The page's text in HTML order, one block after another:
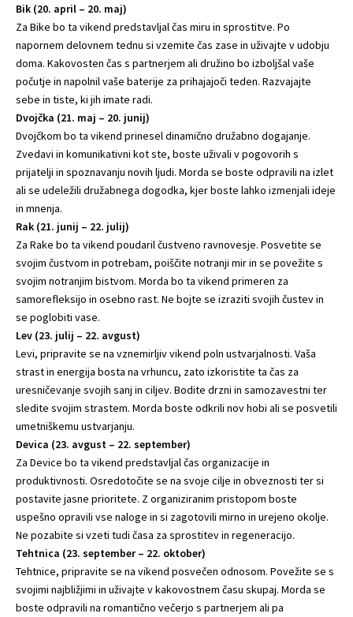
Bik (20. april – 20. maj)
Za Bike bo ta vikend predstavljal čas miru in sprostitve. Po
napornem delovnem tednu si vzemite čas zase in uživajte v udobju
doma. Kakovosten čas s partnerjem ali družino bo izboljšal vaše
počutje in napolnil vaše baterije za prihajajoči teden. Razvajajte
sebe in tiste, ki jih imate radi.
Dvojčka (21. maj – 20. junij)
Dvojčkom bo ta vikend prinesel dinamično družabno dogajanje.
Zvedavi in komunikativni kot ste, boste uživali v pogovorih s
prijatelji in spoznavanju novih ljudi. Morda se boste odpravili na izlet
ali se udeležili družabnega dogodka, kjer boste lahko izmenjali ideje
in mnenja.
Rak (21. junij – 22. julij)
Za Rake bo ta vikend poudaril čustveno ravnovesje. Posvetite se
svojim čustvom in potrebam, poiščite notranji mir in se povežite s
svojim notranjim bistvom. Morda bo ta vikend primeren za
samorefleksijo in osebno rast. Ne bojte se izraziti svojih čustev in
se poglobiti vase.
Lev (23. julij – 22. avgust)
Levi, pripravite se na vznemirljiv vikend poln ustvarjalnosti. Vaša
strast in energija bosta na vrhuncu, zato izkoristite ta čas za
uresničevanje svojih sanj in ciljev. Bodite drzni in samozavestni ter
sledite svojim strastem. Morda boste odkrili nov hobi ali se posvetili
umetniškemu ustvarjanju.
Devica (23. avgust – 22. september)
Za Device bo ta vikend predstavljal čas organizacije in
produktivnosti. Osredotočite se na svoje cilje in obveznosti ter si
postavite jasne prioritete. Z organiziranim pristopom boste
uspešno opravili vse naloge in si zagotovili mirno in urejeno okolje.
Ne pozabite si vzeti tudi časa za sprostitev in regeneracijo.
Tehtnica (23. september – 22. oktober)
Tehtnice, pripravite se na vikend posvečen odnosom. Povežite se s
svojimi najbližjimi in uživajte v kakovostnem času skupaj. Morda se
boste odpravili na romantično večerjo s partnerjem ali pa